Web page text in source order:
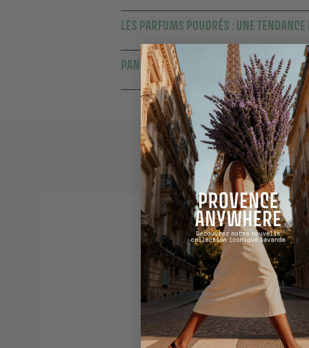
LES PARFUMS POUDRÉS : UNE
PANIER DES SENS : L’ART DE VIVRE